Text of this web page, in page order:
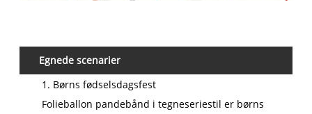
Egnede scenarier
1. Børns fødselsdagsfest
Folieballon pandebånd i tegneseriestil er børns